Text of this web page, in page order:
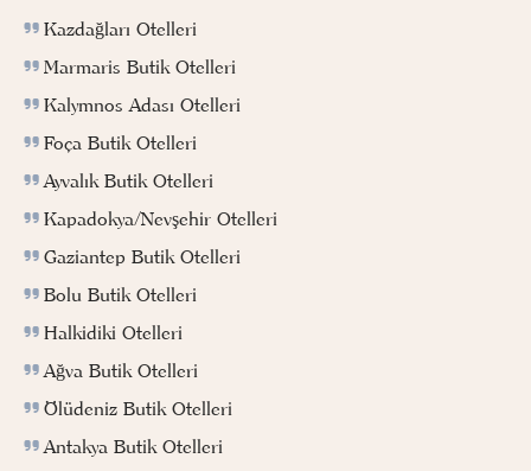
Kazdağları Otelleri
Marmaris Butik Otelleri
Kalymnos Adası Otelleri
Foça Butik Otelleri
Ayvalık Butik Otelleri
Kapadokya/Nevşehir Otelleri
Gaziantep Butik Otelleri
Bolu Butik Otelleri
Halkidiki Otelleri
Ağva Butik Otelleri
Ölüdeniz Butik Otelleri
Antakya Butik Otelleri